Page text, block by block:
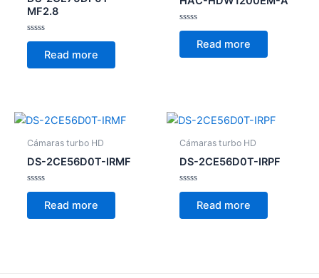
MF2.8
Rated
of
Read more
Rated
of
Read more
Cámaras turbo HD
DS-2CE56D0T-IRMF
Rated
of
Read more
Cámaras turbo HD
DS-2CE56D0T-IRPF
Rated
of
Read more